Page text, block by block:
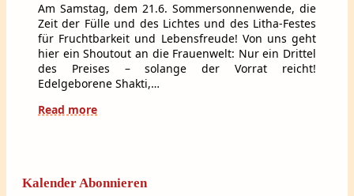
Am Samstag, dem 21.6. Sommersonnenwende, die
Zeit der Fülle und des Lichtes und des Litha-Festes
für Fruchtbarkeit und Lebensfreude! Von uns geht
hier ein Shoutout an die Frauenwelt: Nur ein Drittel
des Preises – solange der Vorrat reicht!
Edelgeborene Shakti,…
Read more
Kalender Abonnieren